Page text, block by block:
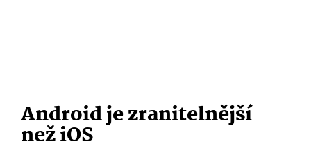
Android je zranitelnější
než iOS